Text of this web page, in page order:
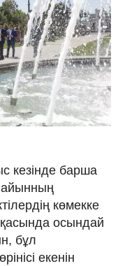
кезінде барша
көмекке
осындай
бұл
екенін